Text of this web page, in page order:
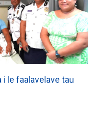
i le faalavelave tau